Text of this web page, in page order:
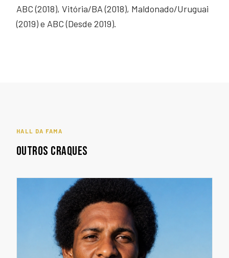
ABC (2018), Vitória/BA (2018), Maldonado/Uruguai
(2019) e ABC (Desde 2019).
HALL DA FAMA
OUTROS CRAQUES